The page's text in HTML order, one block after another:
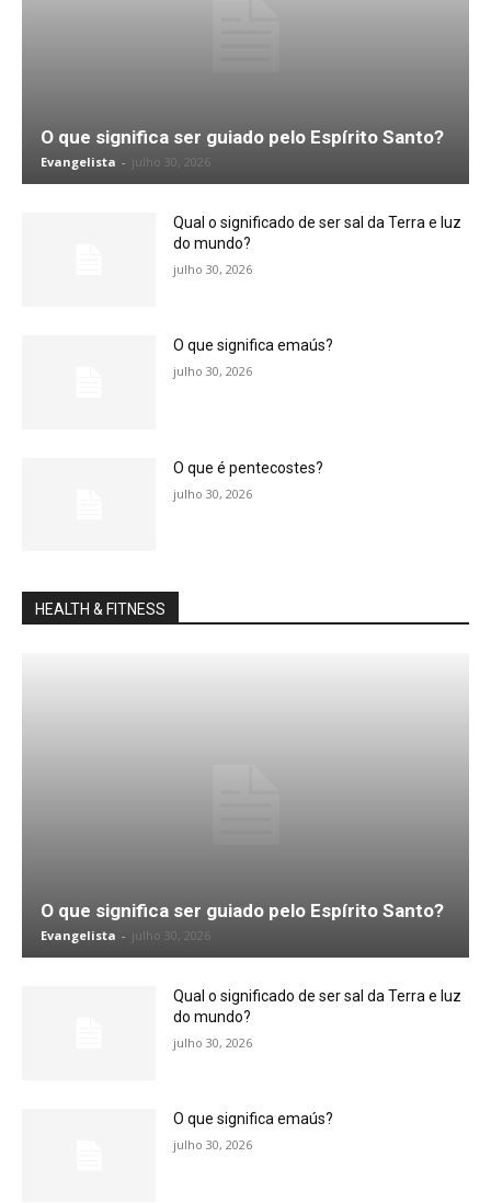
O que significa ser guiado pelo Espírito Santo?
Evangelista - julho 30, 2026
Qual o significado de ser sal da Terra e luz
do mundo?
julho 30, 2026
O que significa emaús?
julho 30, 2026
O que é pentecostes?
julho 30, 2026
HEALTH & FITNESS
O que significa ser guiado pelo Espírito Santo?
Evangelista - julho 30, 2026
Qual o significado de ser sal da Terra e luz
do mundo?
julho 30, 2026
O que significa emaús?
julho 30, 2026